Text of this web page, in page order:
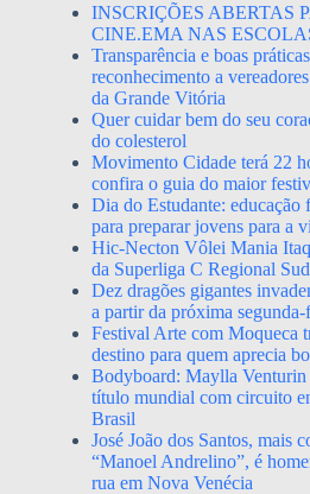
INSCRIÇÕES ABERTAS
CINE.EMA NAS
Transparência e boas
reconhecimento a
da Grande Vitória
Quer cuidar bem do seu
do colesterol
Movimento Cidade terá 22
confira o guia do maior
Dia do Estudante: educação
para preparar jovens para a
Hic-Necton Vôlei Mania
da Superliga C Regional
Dez dragões gigantes
a partir da próxima
Festival Arte com Moqueca
destino para quem aprecia
Bodyboard: Maylla Venturin
título mundial com circuito
Brasil
José João dos Santos, mais
“Manoel Andrelino”, é
rua em Nova Venécia